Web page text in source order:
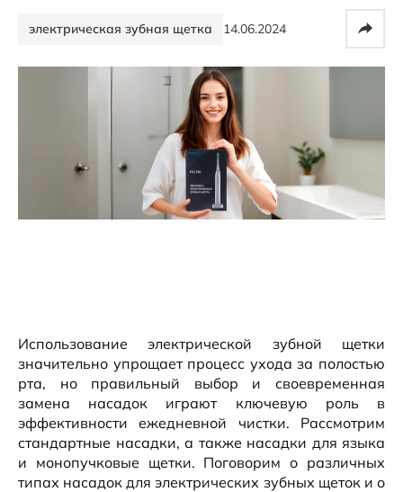
электрическая зубная щетка 14.06.2024
Использование электрической зубной щетки
значительно упрощает процесс ухода за полостью
рта, но правильный выбор и своевременная
замена насадок играют ключевую роль в
эффективности ежедневной чистки. Рассмотрим
стандартные насадки, а также насадки для языка
и монопучковые щетки. Поговорим о различных
типах насадок для электрических зубных щеток и о